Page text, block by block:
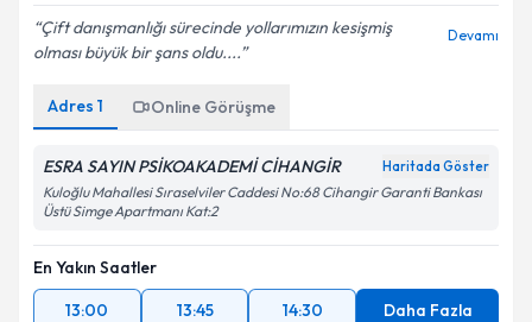
Çift danışmanlığı sürecinde yollarımızın kesişmiş
olması büyük bir şans oldu....
Devamı
Adres 1 Online Görüşme
ESRA SAYIN PSİKOAKADEMİ CİHANGİR Haritada Göster
Kuloğlu Mahallesi Sıraselviler Caddesi No:68 Cihangir Garanti Bankası
Üstü Simge Apartmanı Kat:2
En Yakın Saatler
13:00
13:45 14:30 Daha Fazla